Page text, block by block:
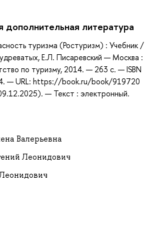
литература
туризма (Ростуризм) : Учебник /
Е.Л. Писаревский — Москва :
по туризму, 2014. — 263 с. — ISBN
— URL: https://book.ru/book/919720
— Текст : электронный.
Валерьевна
Леонидович